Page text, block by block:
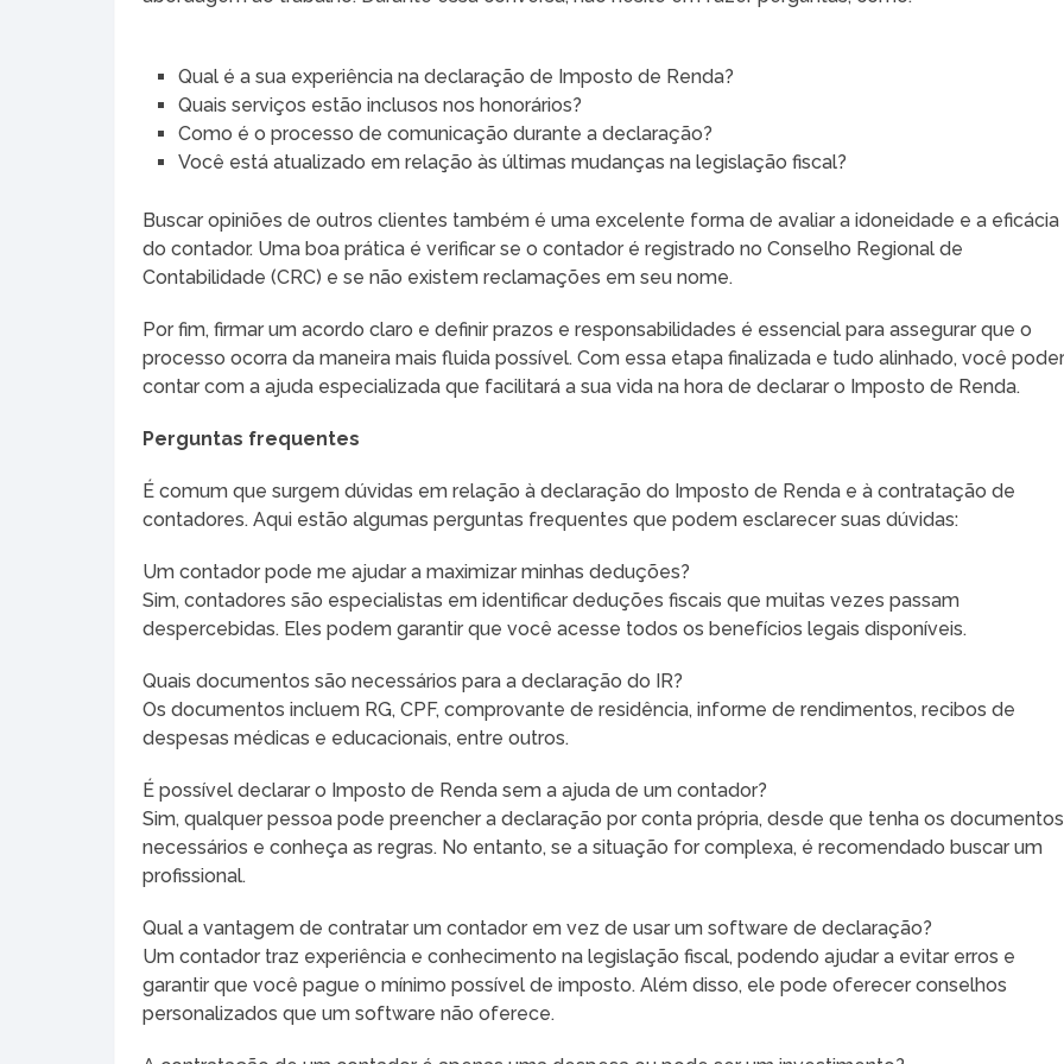
Qual é a sua experiência na declaração de Imposto de Renda?
Quais serviços estão inclusos nos honorários?
Como é o processo de comunicação durante a declaração?
Você está atualizado em relação às últimas mudanças na legislação fiscal?
Buscar opiniões de outros clientes também é uma excelente forma de avaliar a idoneidade e a eficácia
do contador. Uma boa prática é verificar se o contador é registrado no Conselho Regional de
Contabilidade (CRC) e se não existem reclamações em seu nome.
Por fim, firmar um acordo claro e definir prazos e responsabilidades é essencial para assegurar que o
processo ocorra da maneira mais fluida possível. Com essa etapa finalizada e tudo alinhado, você
contar com a ajuda especializada que facilitará a sua vida na hora de declarar o Imposto de Renda.
Perguntas frequentes
É comum que surgem dúvidas em relação à declaração do Imposto de Renda e à contratação de
contadores. Aqui estão algumas perguntas frequentes que podem esclarecer suas dúvidas:
Um contador pode me ajudar a maximizar minhas deduções?
Sim, contadores são especialistas em identificar deduções fiscais que muitas vezes passam
despercebidas. Eles podem garantir que você acesse todos os benefícios legais disponíveis.
Quais documentos são necessários para a declaração do IR?
Os documentos incluem RG, CPF, comprovante de residência, informe de rendimentos, recibos de
despesas médicas e educacionais, entre outros.
É possível declarar o Imposto de Renda sem a ajuda de um contador?
Sim, qualquer pessoa pode preencher a declaração por conta própria, desde que tenha os documentos
necessários e conheça as regras. No entanto, se a situação for complexa, é recomendado buscar um
profissional.
Qual a vantagem de contratar um contador em vez de usar um software de declaração?
Um contador traz experiência e conhecimento na legislação fiscal, podendo ajudar a evitar erros e
garantir que você pague o mínimo possível de imposto. Além disso, ele pode oferecer conselhos
personalizados que um software não oferece.